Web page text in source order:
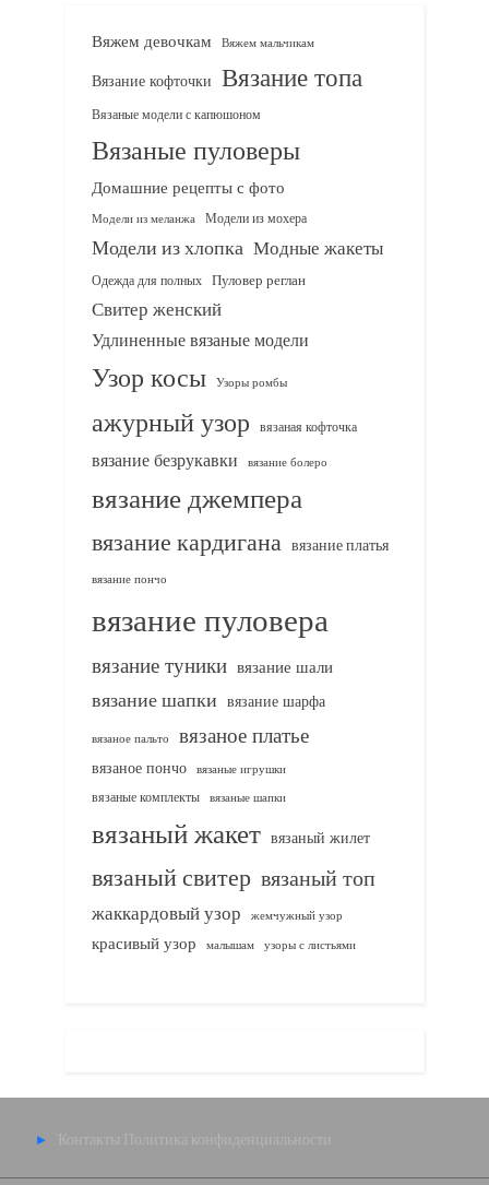
Вяжем девочкам Вяжем мальчикам
Вязание кофточки Вязание топа
Вязаные модели с капюшоном
Вязаные пуловеры
Домашние рецепты с фото
Модели из меланжа Модели из мохера
Модели из хлопка Модные жакеты
Одежда для полных Пуловер реглан
Свитер женский
Удлиненные вязаные модели
Узор косы Узоры ромбы
ажурный узор вязаная кофточка
вязание безрукавки вязание болеро
вязание джемпера
вязание кардигана вязание платья
вязание пончо
вязание пуловера
вязание туники вязание шали
вязание шапки вязание шарфа
вязаное пальто вязаное платье
вязаное пончо вязаные игрушки
вязаные комплекты
вязаные шапки
вязаный жакет вязаный жилет
вязаный свитер вязаный топ
жаккардовый узор жемчужный узор
красивый узор малышам узоры с листьями
Контакты Политика конфиденциальности